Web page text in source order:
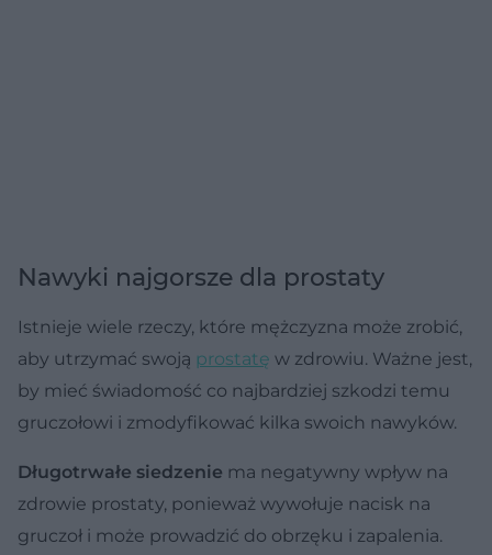
Nawyki najgorsze dla prostaty
Istnieje wiele rzeczy, które mężczyzna może zrobić,
aby utrzymać swoją prostatę w zdrowiu. Ważne jest,
by mieć świadomość co najbardziej szkodzi temu
gruczołowi i zmodyfikować kilka swoich nawyków.
Długotrwałe siedzenie ma negatywny wpływ na
zdrowie prostaty, ponieważ wywołuje nacisk na
gruczoł i może prowadzić do obrzęku i zapalenia.